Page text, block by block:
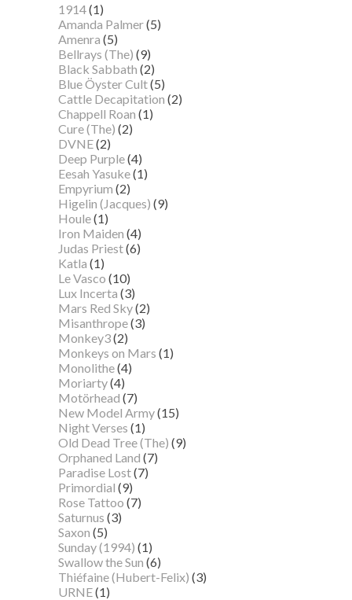
1914(1)
Amanda Palmer(5)
Amenra (5)
Bellrays (The) (9)
Black Sabbath (2)
Blue Öyster Cult(5)
Cattle Decapitation (2)
Chappell Roan (1)
Cure (The) (2)
DVNE(2)
Deep Purple(4)
Eesah Yasuke(1)
Empyrium (2)
Higelin (Jacques) (9)
Houle(1)
Iron Maiden (4)
Judas Priest(6)
Katla (1)
Le Vasco (10)
Lux Incerta (3)
Mars Red Sky(2)
Misanthrope(3)
Monkey3(2)
Monkeys on Mars (1)
Monolithe(4)
Moriarty(4)
Motörhead (7)
New Model Army(15)
Night Verses (1)
Old Dead Tree (The) (9)
Orphaned Land (7)
Paradise Lost(7)
Primordial (9)
Rose Tattoo (7)
Saturnus (3)
Saxon (5)
Sunday (1994) (1)
Swallow the Sun (6)
Thiéfaine (Hubert-Felix) (3)
URNE(1)